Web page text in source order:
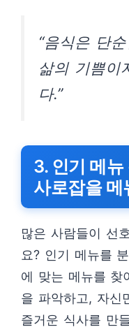
“음식은 단
삶의 기쁨이
다.”
3. 인기 메
사로잡을 메
많은 사람들이 선
요? 인기 메뉴를
에 맞는 메뉴를 찾
을 파악하고, 자신
즐거운 식사를 만